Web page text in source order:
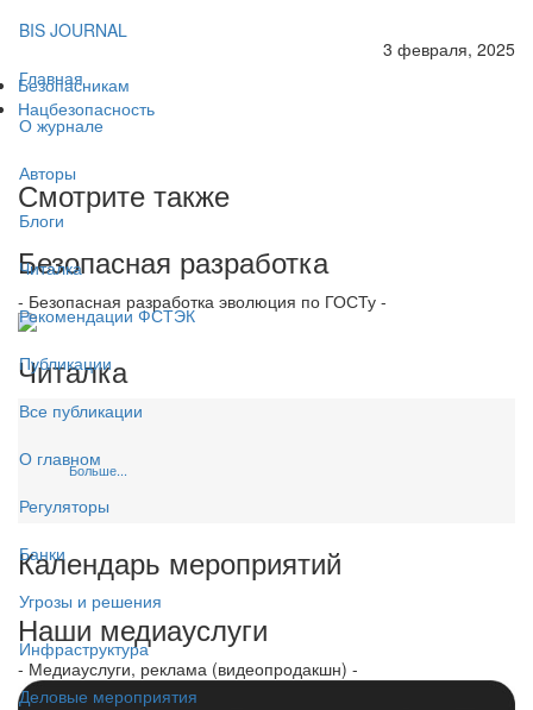
BIS JOURNAL
Главная
О журнале
Авторы
Блоги
Читалка
Рекомендации ФСТЭК
Публикации
Все публикации
О главном
Регуляторы
Банки
Угрозы и решения
Инфраструктура
Деловые мероприятия
3 февраля, 2025
Безопасникам
Нацбезопасность
Смотрите также
Безопасная разработка
- Безопасная разработка эволюция по ГОСТу -
Читалка
Больше...
Календарь мероприятий
Наши медиауслуги
- Медиауслуги, реклама (видеопродакшн) -